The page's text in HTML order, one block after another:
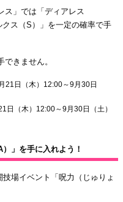
ス」では「ディアレス
クス（S）」を一定の確率で手
きません。
21日（木）12:00～9月30日
日（木）12:00～9月30日（土）
」を手に入れよう！
場イベント「呪力（じゅりょ